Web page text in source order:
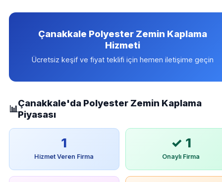
Çanakkale Polyester Zemin Kaplama
Hizmeti
Ücretsiz keşif ve fiyat teklifi için hemen iletişime geçin
📊
Çanakkale'da Polyester Zemin Kaplama
Piyasası
1
Hizmet Veren Firma
✓ 1
Onaylı Firma